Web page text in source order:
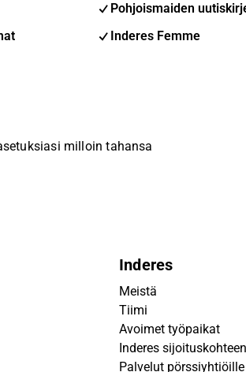
Pohjoismaiden
Inderes Femme
milloin tahansa
Inderes
Meistä
Tiimi
Avoimet työpaikat
Inderes
Palvelut pörssiyhtiöille